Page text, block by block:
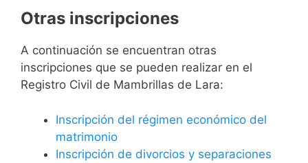
Otras inscripciones
A continuación se encuentran otras
inscripciones que se pueden realizar en el
Registro Civil de Mambrillas de Lara:
Inscripción del régimen económico del
matrimonio
Inscripción de divorcios y separaciones